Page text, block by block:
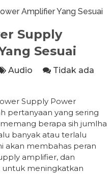
Amplifier Yang Sesuai
Supply
Sesuai
Audio
Tidak ada
Supply Power
pertanyaan yang sering
berapa sih jumlha
banyak atau terlalu
akan membahas peran
amplifier, dan
meningkatkan